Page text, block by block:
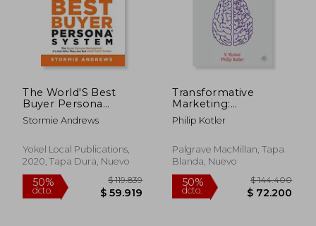
The World'S Best
Buyer Persona
System: The Buyer
Persona Reimagined:
but how They Think!
(en Inglés)
Stormie Andrews
Yokel Local Publications,
2020, Tapa Dura, Nuevo
Transformative
Marketing:
Combining New Age
Technologies and
Inglés)
Philip Kotler
Palgrave MacMillan, Tapa
Blanda, Nuevo